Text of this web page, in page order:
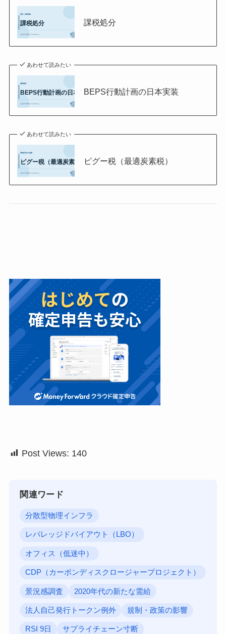
課税処分
あわせて読みたい
BEPS行動計画の日本実装
あわせて読みたい
ピグー税（最適炭素税）
Post Views: 140
関連ワード
分散型物理インフラ
レバレッジドバイアウト（LBO）
オフィス（低迷中）
CDP（カーボンディスクロージャープロジェクト）
景況感調査 2020年代の新たな需給
法人自己発行トークン例外 規制・政策の影響
RSI 9日 サプライチェーン寸断